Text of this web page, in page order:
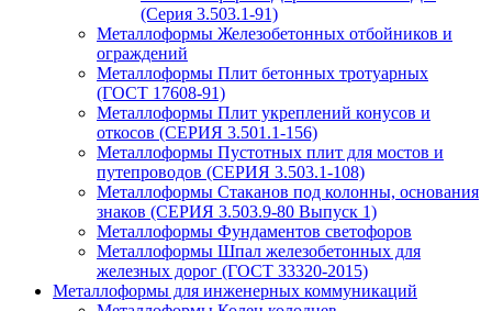
(Серия 3.503.1-91)
Металлоформы Железобетонных отбойников и
ограждений
Металлоформы Плит бетонных тротуарных
(ГОСТ 17608-91)
Металлоформы Плит укреплений конусов и
откосов (СЕРИЯ 3.501.1-156)
Металлоформы Пустотных плит для мостов и
путепроводов (СЕРИЯ 3.503.1-108)
Металлоформы Стаканов под колонны, основания
знаков (СЕРИЯ 3.503.9-80 Выпуск 1)
Металлоформы Фундаментов светофоров
Металлоформы Шпал железобетонных для
железных дорог (ГОСТ 33320-2015)
Металлоформы для инженерных коммуникаций